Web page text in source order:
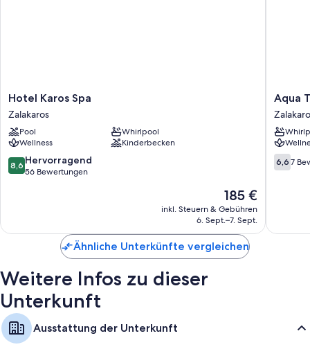
Alle 148 Zimmer bieten Annehmlichkeiten wie eine Klimaanlage und
Bademäntel sowie Extras wie Safes und Minibars.
Andere Komforts in den Zimmern sind unter anderem:
Duschen, kostenlose Toilettenartikel und Haartrockner
Flachbildfernseher mit Kabelempfang
Hotel
Karos
Spa
Zalakaros
Hotel Karos Spa
Zalakaros
Pool
Whirlpool
Wellness
Kinderbecken
8.6
von
8,6 Hervorragend
56 Bewertungen
Der
Preis
beträgt
185 €
inkl. Steuern & Gebühren
6. Sept.–7. Sept.
Aqua
Therm
Hotel
Aqua
6.6
von
6,6 7
Ähnliche Unterkünfte vergleichen
Weitere Infos zu dieser
Unterkunft
Ausstattung der Unterkunft